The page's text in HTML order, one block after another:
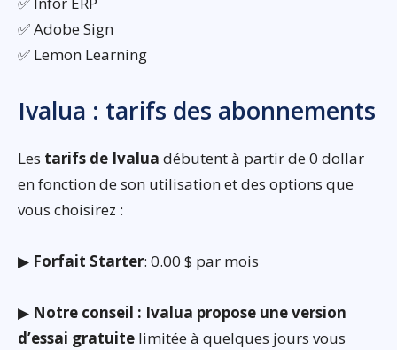
✅ Adobe Sign
✅ Lemon Learning
Ivalua : tarifs des abonnements
Les tarifs de Ivalua débutent à partir de 0 dollar
en fonction de son utilisation et des options que
vous choisirez :
▶ Forfait Starter: 0.00 $ par mois
▶ Notre conseil : Ivalua propose une version
d’essai gratuite limitée à quelques jours vous